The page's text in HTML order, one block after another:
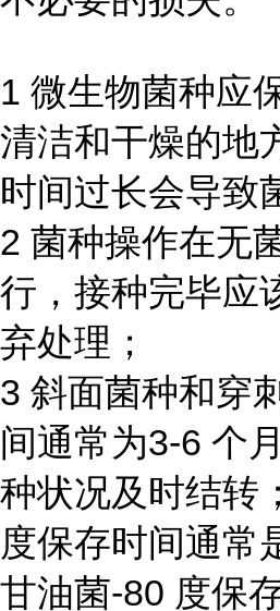
1 微生物菌种应
清洁和干燥的地
时间过长会导致
2 菌种操作在无
行，接种完毕应
弃处理；
3 斜面菌种和穿
间通常为3-6 个
种状况及时结转
度保存时间通常
甘油菌-80 度保